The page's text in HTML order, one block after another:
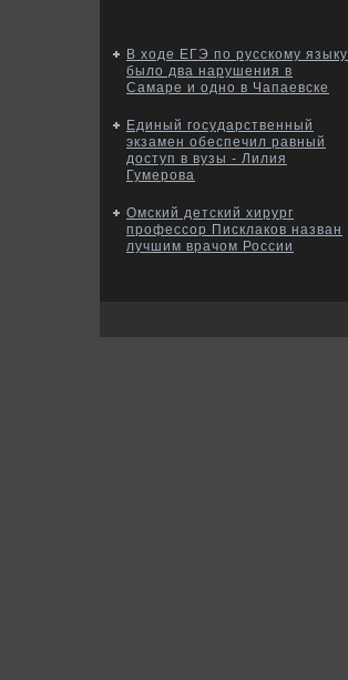
В ходе ЕГЭ по русскому языку
было два нарушения в
Самаре и одно в Чапаевске
Единый государственный
экзамен обеспечил равный
доступ в вузы - Лилия
Гумерова
Омский детский хирург
профессор Писклаков назван
лучшим врачом России